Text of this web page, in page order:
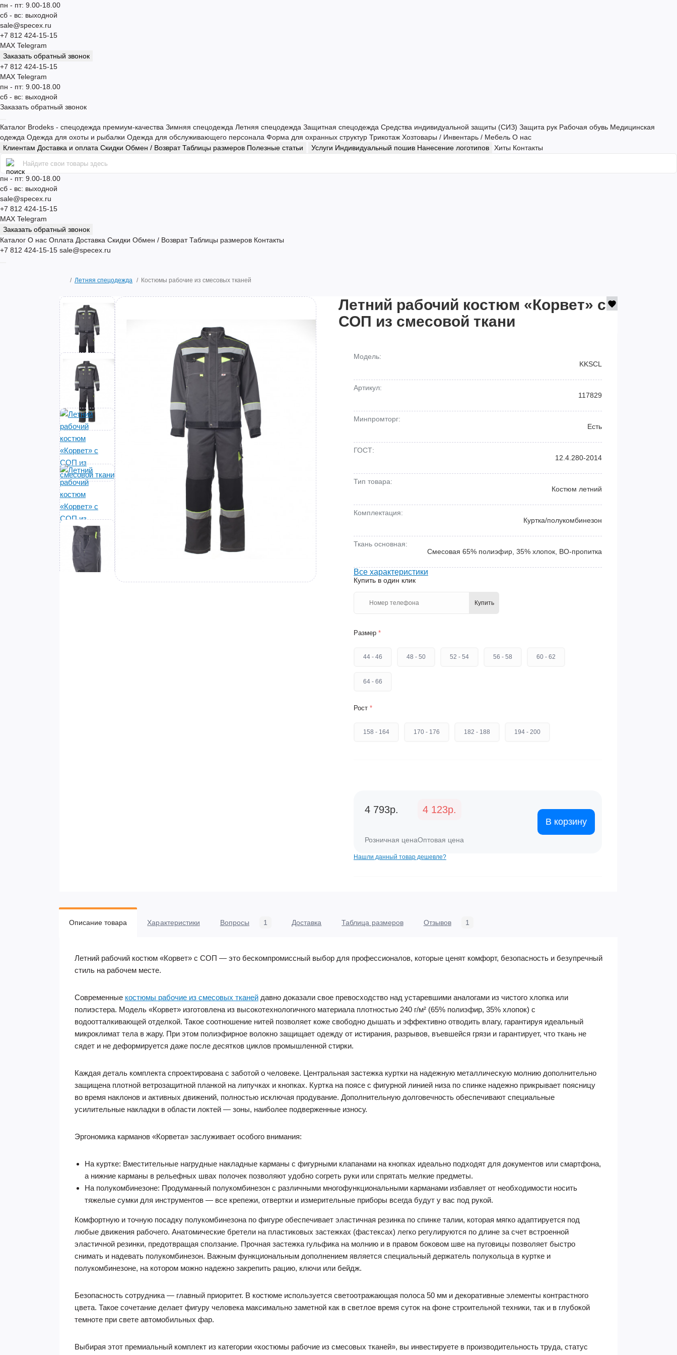
пн - пт: 9.00-18.00
сб - вс: выходной
sale@specex.ru
+7 812 424-15-15
MAX Telegram
Заказать обратный звонок
+7 812 424-15-15
MAX Telegram
пн - пт: 9.00-18.00
сб - вс: выходной
Заказать обратный звонок
Каталог Brodeks - спецодежда премиум-качества Зимняя спецодежда Летняя спецодежда Защитная спецодежда Средства индивидуальной защиты (СИЗ) Защита рук Рабочая обувь Медицинская
одежда Одежда для охоты и рыбалки Одежда для обслуживающего персонала Форма для охранных структур Трикотаж Хозтовары / Инвентарь / Мебель О нас
Клиентам Доставка и оплата Скидки Обмен / ВозвратТаблицы размеров Полезные статьи Услуги Индивидуальный пошив Нанесение логотипов Хиты Контакты
пн - пт: 9.00-18.00
сб - вс: выходной
sale@specex.ru
+7 812 424-15-15
MAX Telegram
Заказать обратный звонок
Каталог О нас Оплата Доставка Скидки Обмен / Возврат Таблицы размеров Контакты
+7 812 424-15-15 sale@specex.ru
Летняя спецодежда Костюмы рабочие из смесовых тканей
Летний рабочий костюм «Корвет» с
СОП из смесовой ткани
Модель:
KKSCL
Артикул:
117829
Минпромторг:
Есть
ГОСТ:
12.4.280-2014
Тип товара:
Костюм летний
Комплектация:
Куртка/полукомбинезон
Ткань основная:
Смесовая 65% полиэфир, 35% хлопок, ВО-пропитка
Все характеристики
Купить в один клик
Купить
Размер *
44 - 46 48 - 50 52 - 54 56 - 58 60 - 62
64 - 66
Рост *
158 - 164 170 - 176 182 - 188 194 - 200
4 793р.
Розничная цена
4 123р.
Оптовая цена
В корзину
Нашли данный товар дешевле?
Описание товара Характеристики Вопросы 1 Доставка Таблица размеров Отзывов 1
Летний рабочий костюм «Корвет» с СОП — это бескомпромиссный выбор для профессионалов, которые ценят комфорт, безопасность и безупречный
стиль на рабочем месте.
Современные костюмы рабочие из смесовых тканей давно доказали свое превосходство над устаревшими аналогами из чистого хлопка или
полиэстера. Модель «Корвет» изготовлена из высокотехнологичного материала плотностью 240 г/м² (65% полиэфир, 35% хлопок) с
водоотталкивающей отделкой. Такое соотношение нитей позволяет коже свободно дышать и эффективно отводить влагу, гарантируя идеальный
микроклимат тела в жару. При этом полиэфирное волокно защищает одежду от истирания, разрывов, въевшейся грязи и гарантирует, что ткань не
сядет и не деформируется даже после десятков циклов промышленной стирки.
Каждая деталь комплекта спроектирована с заботой о человеке. Центральная застежка куртки на надежную металлическую молнию дополнительно
защищена плотной ветрозащитной планкой на липучках и кнопках. Куртка на поясе с фигурной линией низа по спинке надежно прикрывает поясницу
во время наклонов и активных движений, полностью исключая продувание. Дополнительную долговечность обеспечивают специальные
усилительные накладки в области локтей — зоны, наиболее подверженные износу.
Эргономика карманов «Корвета» заслуживает особого внимания:
На куртке: Вместительные нагрудные накладные карманы с фигурными клапанами на кнопках идеально подходят для документов или смартфона,
а нижние карманы в рельефных швах полочек позволяют удобно согреть руки или спрятать мелкие предметы.
На полукомбинезоне: Продуманный полукомбинезон с различными многофункциональными карманами избавляет от необходимости носить
тяжелые сумки для инструментов — все крепежи, отвертки и измерительные приборы всегда будут у вас под рукой.
Комфортную и точную посадку полукомбинезона по фигуре обеспечивает эластичная резинка по спинке талии, которая мягко адаптируется под
любые движения рабочего. Анатомические бретели на пластиковых застежках (фастексах) легко регулируются по длине за счет встроенной
эластичной резинки, предотвращая сползание. Прочная застежка гульфика на молнию и в правом боковом шве на пуговицы позволяет быстро
снимать и надевать полукомбинезон. Важным функциональным дополнением является специальный держатель полукольца в куртке и
полукомбинезоне, на котором можно надежно закрепить рацию, ключи или бейдж.
Безопасность сотрудника — главный приоритет. В костюме используется светоотражающая полоса 50 мм и декоративные элементы контрастного
цвета. Такое сочетание делает фигуру человека максимально заметной как в светлое время суток на фоне строительной техники, так и в глубокой
темноте при свете автомобильных фар.
Выбирая этот премиальный комплект из категории «костюмы рабочие из смесовых тканей», вы инвестируете в производительность труда, статус